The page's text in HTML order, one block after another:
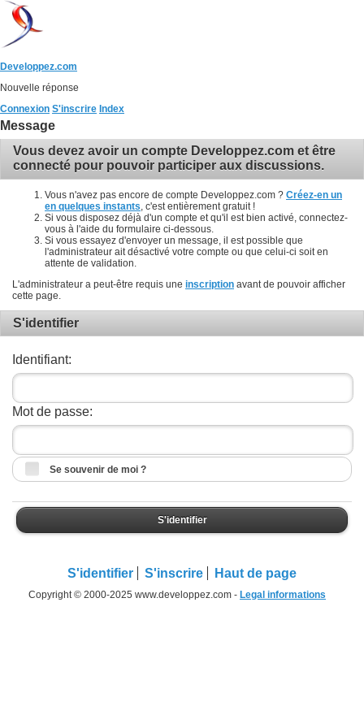
Developpez.com
Nouvelle réponse
Connexion S'inscrire Index
Message
Vous devez avoir un compte Developpez.com et être
connecté pour pouvoir participer aux discussions.
Vous n'avez pas encore de compte Developpez.com ? Créez-en un
en quelques instants , c'est entièrement gratuit !
Si vous disposez déjà d'un compte et qu'il est bien activé, connectez-
vous à l'aide du formulaire ci-dessous.
Si vous essayez d'envoyer un message, il est possible que
l'administrateur ait désactivé votre compte ou que celui-ci soit en
attente de validation.
L'administrateur a peut-être requis une inscription avant de pouvoir afficher
cette page.
S'identifier
Identifiant:
Mot de passe:
Se souvenir de moi ?
S'identifier
S'identifier S'inscrire Haut de page
Copyright © 2000-2025 www.developpez.com - Legal informations